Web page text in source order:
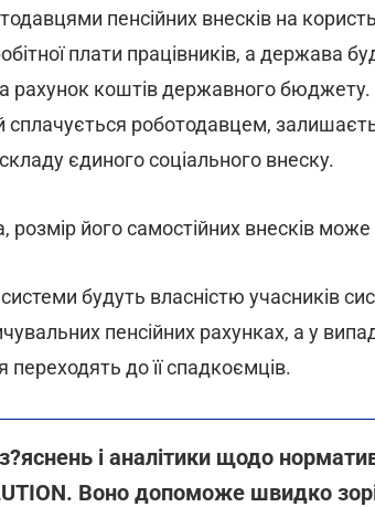
пенсійних внесків на
плати працівників, а держава
рахунок коштів державного
сплачується роботодавцем,
єдиного соціального внеску.
його самостійних внесків
будуть власністю учасників
пенсійних рахунках, а у
до її спадкоємців.
і аналітики щодо
Воно допоможе швидко